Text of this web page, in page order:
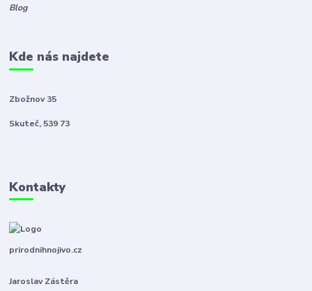
Blog
Kde nás najdete
Zbožnov 35
Skuteč, 539 73
Kontakty
prirodnihnojivo.cz
Jaroslav Zástěra